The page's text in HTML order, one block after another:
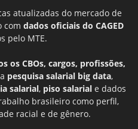
atualizadas do mercado de
com dados oficiais do CAGED
pelo MTE.
os CBOs, cargos, profissões,
pesquisa salarial big data,
salarial, piso salarial e dados
brasileiro como perfil,
racial e de gênero.